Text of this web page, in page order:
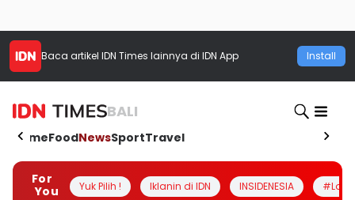
Baca artikel IDN Times lainnya di IDN App Install
BALI
HomeFoodNewsSportTravel
For
You
Yuk Pilih ! Iklanin di IDN INSIDENESIA